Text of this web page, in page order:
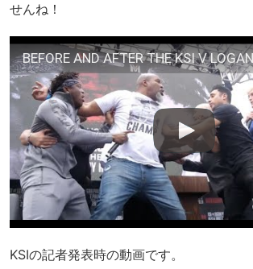
せんね！
KSIの記者発表時の動画です。